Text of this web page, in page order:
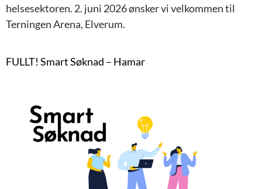
helsesektoren. 2. juni 2026 ønsker vi velkommen til
Terningen Arena, Elverum.
FULLT! Smart Søknad – Hamar